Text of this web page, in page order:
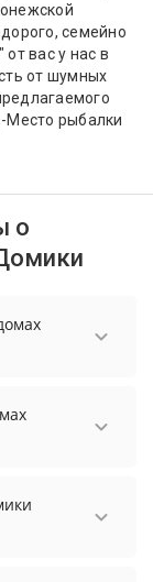
семейно
вас у нас в
от шумных
Место рыбалки
о
рублей.